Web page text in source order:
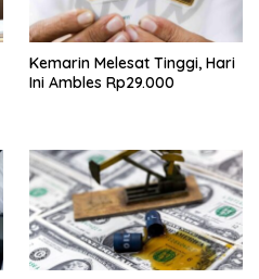
Kemarin Melesat Tinggi, Hari
Ini Ambles Rp29.000